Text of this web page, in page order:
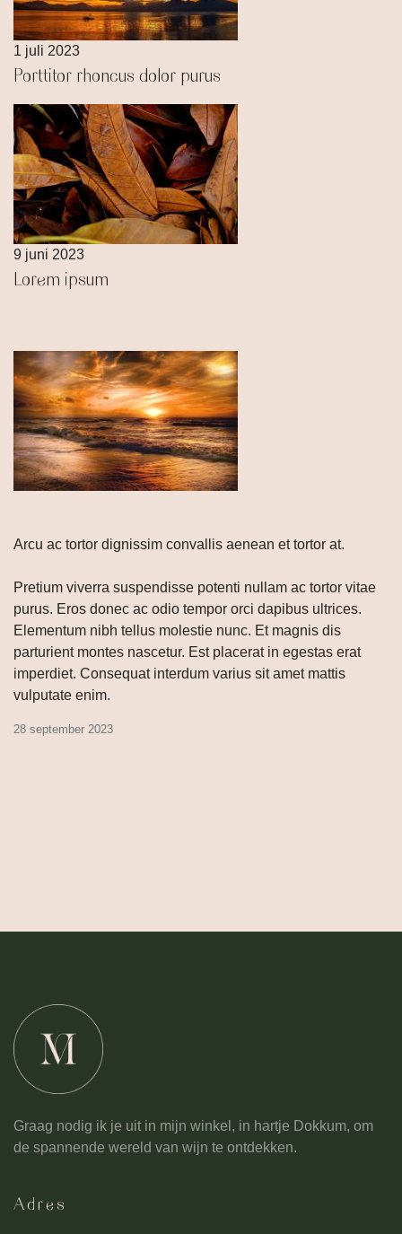
Arcu ac tortor dignissim convallis aenean et tortor at.
Pretium viverra suspendisse potenti nullam ac tortor vitae
purus. Eros donec ac odio tempor orci dapibus ultrices.
Elementum nibh tellus molestie nunc. Et magnis dis
parturient montes nascetur. Est placerat in egestas erat
imperdiet. Consequat interdum varius sit amet mattis
vulputate enim.
28 september 2023
1 juli 2023
Porttitor rhoncus dolor purus
9 juni 2023
Lorem ipsum
Graag nodig ik je uit in mijn winkel, in hartje Dokkum, om
de spannende wereld van wijn te ontdekken.
Adres